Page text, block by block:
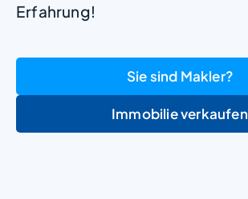
Erfahrung!
Sie sind Makler?
Immobilie verkaufen